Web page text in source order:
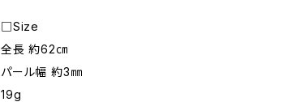
□Size
全長 約62㎝
パール幅 約3㎜
19g